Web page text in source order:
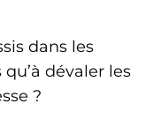
dans les
dévaler les
?